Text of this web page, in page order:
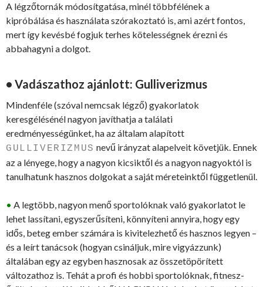
A légzőtornák módosítgatása, minél többfélének a
kipróbálása és használata szórakoztató is, ami azért fontos,
mert így kevésbé fogjuk terhes kötelességnek érezni és
abbahagyni a dolgot.
• Vadászathoz ajánlott: Gulliverizmus
Mindenféle (szóval nemcsak légző) gyakorlatok
keresgélésénél nagyon javíthatja a találati
eredményességünket, ha az általam alapított
GULLIVERIZMUS nevű irányzat alapelveit követjük. Ennek
az a lényege, hogy a nagyon kicsiktől és a nagyon nagyoktól is
tanulhatunk hasznos dolgokat a saját méreteinktől függetlenül.
• A legtöbb, nagyon menő sportolóknak való gyakorlatot le
lehet lassítani, egyszerűsíteni, könnyíteni annyira, hogy egy
idős, beteg ember számára is kivitelezhető és hasznos legyen –
és a leírt tanácsok (hogyan csináljuk, mire vigyázzunk)
általában egy az egyben hasznosak az összetöpörített
változathoz is. Tehát a profi és hobbi sportolóknak, fitnesz-